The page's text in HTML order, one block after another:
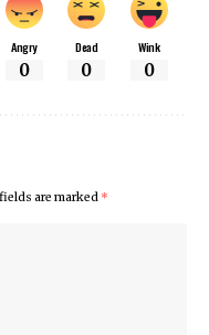
Angry
0
Dead
0
Wink
0
are marked *